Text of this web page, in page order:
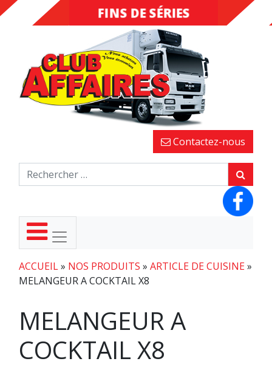
DESTOCKAGE
FINS DE SÉRIES
Contactez-nous
ACCUEIL» NOS PRODUITS » ARTICLE DE CUISINE»
MELANGEUR A COCKTAIL X8
MELANGEUR A
COCKTAIL X8